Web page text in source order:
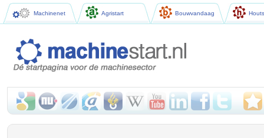
Machinenet Agristart Bouwvandaag